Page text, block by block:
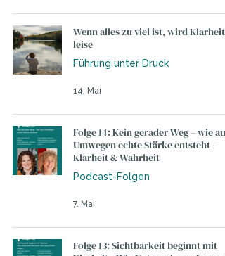
Wenn alles zu viel ist, wird Klarheit
leise
Führung unter Druck
14. Mai
Folge 14: Kein gerader Weg – wie aus
Umwegen echte Stärke entsteht –
Klarheit & Wahrheit
Podcast-Folgen
7. Mai
Folge 13: Sichtbarkeit beginnt mit